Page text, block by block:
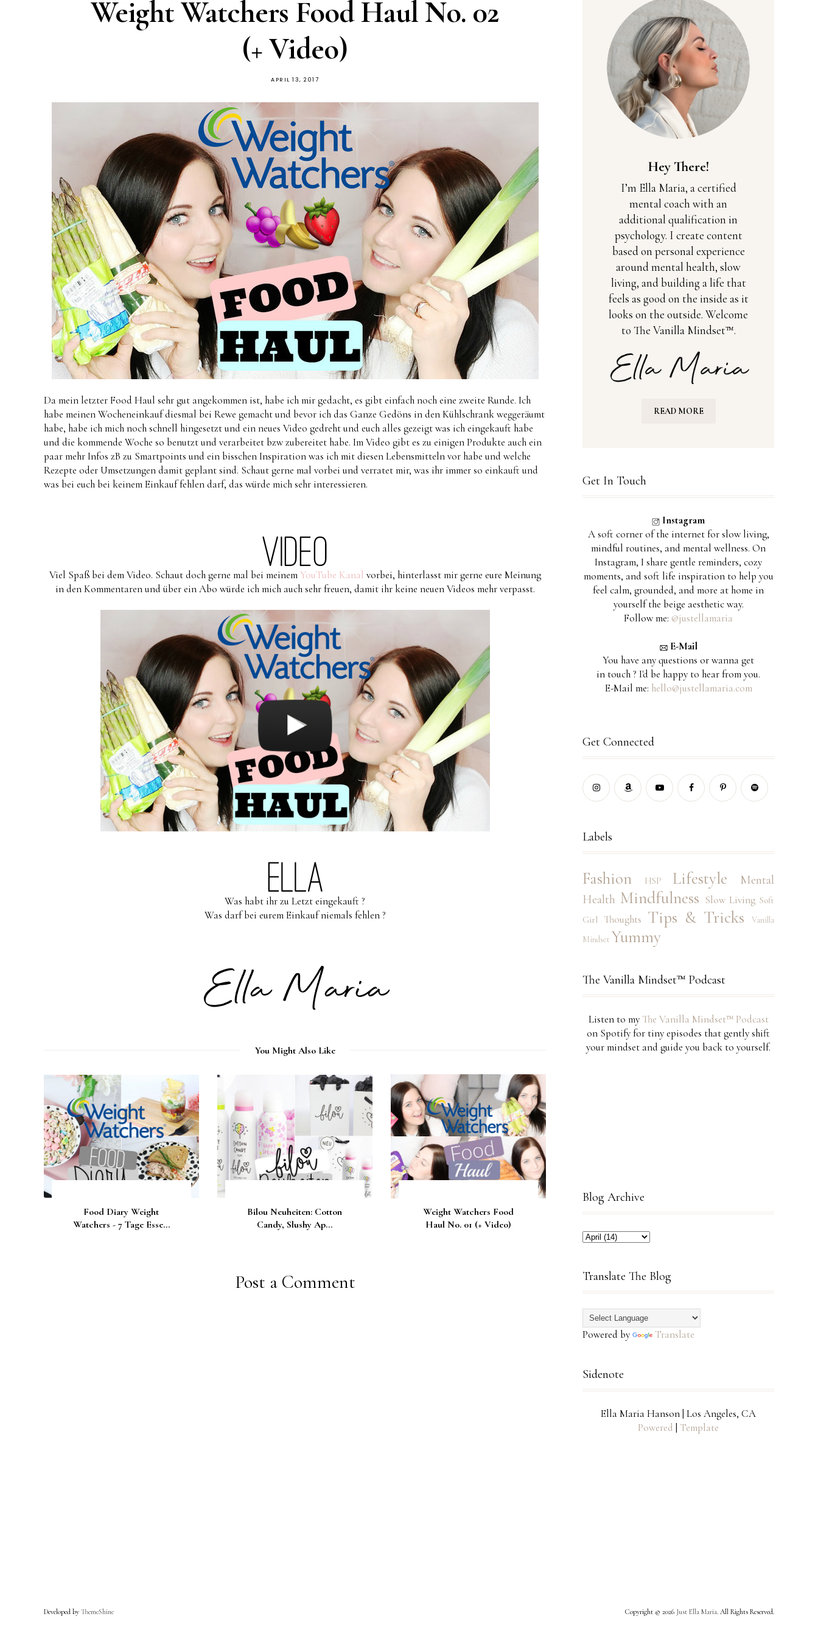
Weight Watchers Food Haul No. 02
(+ Video)
APRIL 13, 2017
Da mein letzter Food Haul sehr gut angekommen ist, habe ich mir gedacht, es gibt einfach noch eine zweite Runde. Ich
habe meinen Wocheneinkauf diesmal bei Rewe gemacht und bevor ich das Ganze Gedöns in den Kühlschrank weggeräumt
habe, habe ich mich noch schnell hingesetzt und ein neues Video gedreht und euch alles gezeigt was ich eingekauft habe
und die kommende Woche so benutzt und verarbeitet bzw zubereitet habe. Im Video gibt es zu einigen Produkte auch ein
paar mehr Infos zB zu Smartpoints und ein bisschen Inspiration was ich mit diesen Lebensmitteln vor habe und welche
Rezepte oder Umsetzungen damit geplant sind. Schaut gerne mal vorbei und verratet mir, was ihr immer so einkauft und
was bei euch bei keinem Einkauf fehlen darf, das würde mich sehr interessieren.
Viel Spaß bei dem Video. Schaut doch gerne mal bei meinem YouTube Kanal vorbei, hinterlasst mir gerne eure Meinung
in den Kommentaren und über ein Abo würde ich mich auch sehr freuen, damit ihr keine neuen Videos mehr verpasst.
Was habt ihr zu Letzt eingekauft ?
Was darf bei eurem Einkauf niemals fehlen ?
You Might Also Like
Food Diary Weight
Watchers - 7 Tage Esse...
Bilou Neuheiten: Cotton
Candy, Slushy Ap...
Weight Watchers Food
Haul No. 01 (+ Video)
Post a Comment
Hey There!
I’m Ella Maria, a certified
mental coach with an
additional qualification in
psychology. I create content
based on personal experience
around mental health, slow
living, and building a life that
feels as good on the inside as it
looks on the outside. Welcome
to The Vanilla Mindset™.
READ MORE
Get In Touch
Instagram
A soft corner of the internet for slow living,
mindful routines, and mental wellness. On
Instagram, I share gentle reminders, cozy
moments, and soft life inspiration to help you
feel calm, grounded, and more at home in
yourself the beige aesthetic way.
Follow me: @justellamaria
E-Mail
You have any questions or wanna get
in touch ? I'd be happy to hear from you.
E-Mail me: hello@justellamaria.com
Get Connected
Labels
Fashion HSP Lifestyle
Mental
Health Mindfulness Slow Living Soft
Girl
Thoughts Tips & Tricks
Vanilla
Mindset Yummy
The Vanilla Mindset™ Podcast
Listen to myThe Vanilla Mindset™ Podcast
on Spotify for tiny episodes that gently shift
your mindset and guide you back to yourself.
Blog Archive
Translate The Blog
Powered by Translate
Sidenote
Ella Maria Hanson | Los Angeles, CA
Powered
Template
Developed by ThemeShine Copyright © 2026 Just Ella Maria. All Rights Reserved.